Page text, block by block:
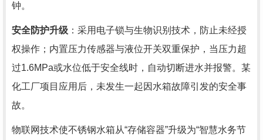
钟。
安全防护升级 ：采用电子锁与生物识别技术，防止未经授
权操作；内置压力传感器与液位开关双重保护，当压力超
过1.6MPa或水位低于安全线时，自动切断进水并报警。某
化工厂项目应用后，未发生一起因水箱故障引发的安全事
故。
物联网技术使不锈钢水箱从“存储容器”升级为“智慧水务节